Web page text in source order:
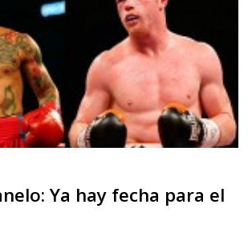
Ya hay fecha para el